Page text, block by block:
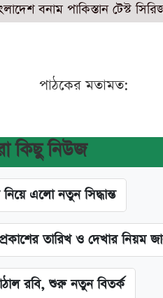
বনাম পাকিস্তান টেস্ট
পাঠকের মতামত:
কিছু নিউজ
এলো নতুন সিদ্ধান্ত
তারিখ ও দেখার নিয়ম
রবি, শুরু নতুন বিতর্ক